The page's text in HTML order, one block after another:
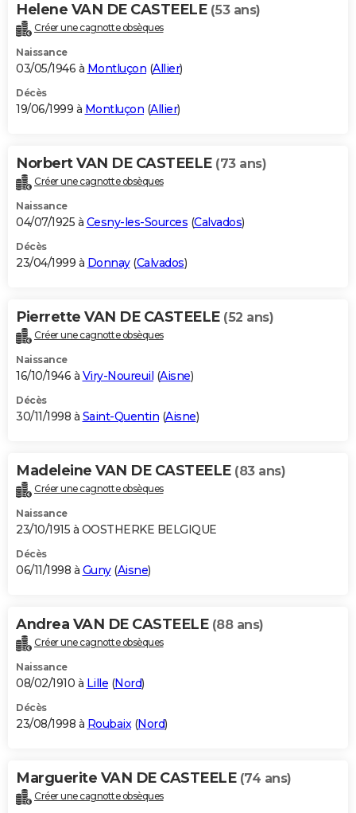
Helene VAN DE CASTEELE (53 ans)
Créer une cagnotte obsèques
Naissance
03/05/1946 à Montluçon (Allier)
Décès
19/06/1999 à Montluçon (Allier)
Norbert VAN DE CASTEELE (73 ans)
Créer une cagnotte obsèques
Naissance
04/07/1925 à Cesny-les-Sources (Calvados)
Décès
23/04/1999 à Donnay(Calvados)
Pierrette VAN DE CASTEELE (52 ans)
Créer une cagnotte obsèques
Naissance
16/10/1946 à Viry-Noureuil (Aisne)
Décès
30/11/1998 à Saint-Quentin (Aisne)
Madeleine VAN DE CASTEELE (83 ans)
Créer une cagnotte obsèques
Naissance
23/10/1915 à OOSTHERKE BELGIQUE
Décès
06/11/1998 à Guny(Aisne)
Andrea VAN DE CASTEELE (88 ans)
Créer une cagnotte obsèques
Naissance
08/02/1910 à Lille (Nord)
Décès
23/08/1998 à Roubaix(Nord)
Marguerite VAN DE CASTEELE (74 ans)
Créer une cagnotte obsèques